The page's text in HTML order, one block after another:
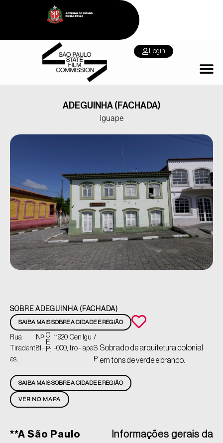
Login
ADEGUINHA (FACHADA)
Iguape
SOBRE ADEGUINHA (FACHADA)
SAIBA MAIS SOBRE A CIDADE E REGIÃO
Rua
Tiradent
es,
Nº
81 -
C
E
P:
11920
-000,
Cen
tro -
Igu
ape
/
S
P
Sobrado de arquitetura colonial
em tons de verde e branco.
VER NO MAPA
SAIBA MAIS SOBRE A CIDADE E REGIÃO
**A São Paulo
Informações gerais da